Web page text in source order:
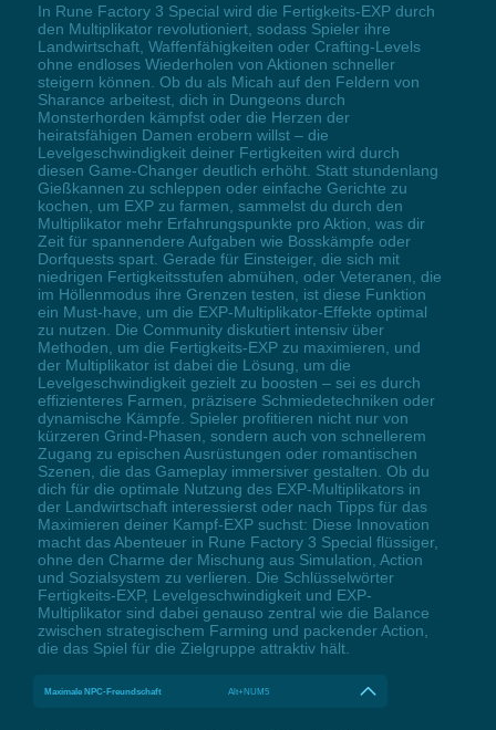
In Rune Factory 3 Special wird die Fertigkeits-EXP durch
den Multiplikator revolutioniert, sodass Spieler ihre
Landwirtschaft, Waffenfähigkeiten oder Crafting-Levels
ohne endloses Wiederholen von Aktionen schneller
steigern können. Ob du als Micah auf den Feldern von
Sharance arbeitest, dich in Dungeons durch
Monsterhorden kämpfst oder die Herzen der
heiratsfähigen Damen erobern willst – die
Levelgeschwindigkeit deiner Fertigkeiten wird durch
diesen Game-Changer deutlich erhöht. Statt stundenlang
Gießkannen zu schleppen oder einfache Gerichte zu
kochen, um EXP zu farmen, sammelst du durch den
Multiplikator mehr Erfahrungspunkte pro Aktion, was dir
Zeit für spannendere Aufgaben wie Bosskämpfe oder
Dorfquests spart. Gerade für Einsteiger, die sich mit
niedrigen Fertigkeitsstufen abmühen, oder Veteranen, die
im Höllenmodus ihre Grenzen testen, ist diese Funktion
ein Must-have, um die EXP-Multiplikator-Effekte optimal
zu nutzen. Die Community diskutiert intensiv über
Methoden, um die Fertigkeits-EXP zu maximieren, und
der Multiplikator ist dabei die Lösung, um die
Levelgeschwindigkeit gezielt zu boosten – sei es durch
effizienteres Farmen, präzisere Schmiedetechniken oder
dynamische Kämpfe. Spieler profitieren nicht nur von
kürzeren Grind-Phasen, sondern auch von schnellerem
Zugang zu epischen Ausrüstungen oder romantischen
Szenen, die das Gameplay immersiver gestalten. Ob du
dich für die optimale Nutzung des EXP-Multiplikators in
der Landwirtschaft interessierst oder nach Tipps für das
Maximieren deiner Kampf-EXP suchst: Diese Innovation
macht das Abenteuer in Rune Factory 3 Special flüssiger,
ohne den Charme der Mischung aus Simulation, Action
und Sozialsystem zu verlieren. Die Schlüsselwörter
Fertigkeits-EXP, Levelgeschwindigkeit und EXP-
Multiplikator sind dabei genauso zentral wie die Balance
zwischen strategischem Farming und packender Action,
die das Spiel für die Zielgruppe attraktiv hält.
Maximale NPC-Freundschaft Alt+NUM5